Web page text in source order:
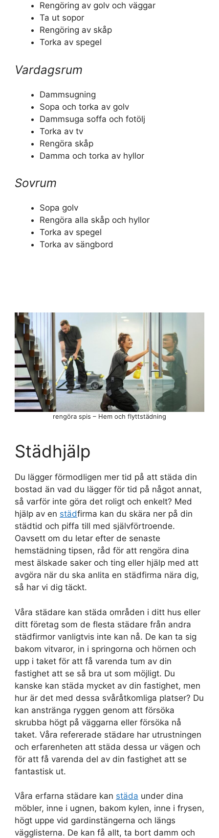
Rengöring av golv och väggar
Ta ut sopor
Rengöring av skåp
Torka av spegel
Vardagsrum
Dammsugning
Sopa och torka av golv
Dammsuga soffa och fotölj
Torka av tv
Rengöra skåp
Damma och torka av hyllor
Sovrum
Sopa golv
Rengöra alla skåp och hyllor
Torka av spegel
Torka av sängbord
Städhjälp
Du lägger förmodligen mer tid på att städa din
bostad än vad du lägger för tid på något annat,
så varför inte göra det roligt och enkelt? Med
hjälp av en städfirma kan du skära ner på din
städtid och piffa till med självförtroende.
Oavsett om du letar efter de senaste
hemstädning tipsen, råd för att rengöra dina
mest älskade saker och ting eller hjälp med att
avgöra när du ska anlita en städfirma nära dig,
så har vi dig täckt.
Våra städare kan städa områden i ditt hus eller
ditt företag som de flesta städare från andra
städfirmor vanligtvis inte kan nå. De kan ta sig
bakom vitvaror, in i springorna och hörnen och
upp i taket för att få varenda tum av din
fastighet att se så bra ut som möjligt. Du
kanske kan städa mycket av din fastighet, men
hur är det med dessa svåråtkomliga platser? Du
kan anstränga ryggen genom att försöka
skrubba högt på väggarna eller försöka nå
taket. Våra refererade städare har utrustningen
och erfarenheten att städa dessa ur vägen och
för att få varenda del av din fastighet att se
fantastisk ut.
Våra erfarna städare kan städa under dina
möbler, inne i ugnen, bakom kylen, inne i frysen,
högt uppe vid gardinstängerna och längs
vägglisterna. De kan få allt, ta bort damm och
rengöra spis – Hem och flyttstädning